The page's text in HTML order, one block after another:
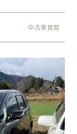
中古車買取